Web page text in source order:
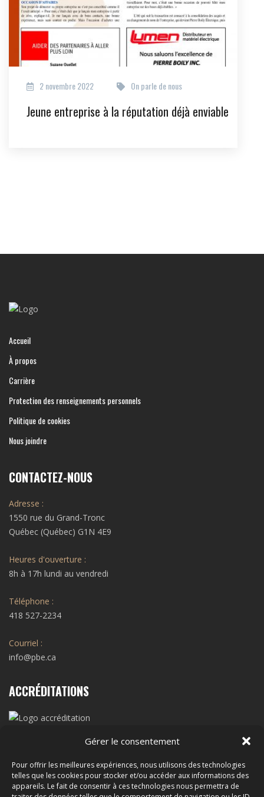
Gérer le consentement
Pour offrir les meilleures expériences, nous utilisons des technologies
telles que les cookies pour stocker et/ou accéder aux informations des
appareils. Le fait de consentir à ces technologies nous permettra de
2 novembre 2022 On parle de nous
Jeune entreprise à la réputation déjà enviable
Accueil
À propos
Carrière
Protection des renseignements personnels
Politique de cookies
Nous joindre
CONTACTEZ-NOUS
Adresse :
1550 rue du Grand-Tronc
Québec (Québec) G1N 4E9
Heures d'ouverture :
8h à 17h lundi au vendredi
Téléphone :
418 527-2234
Courriel :
info@pbe.ca
ACCRÉDITATIONS
RBQ N˚ 2966-5080
SUIVEZ-NOUS !